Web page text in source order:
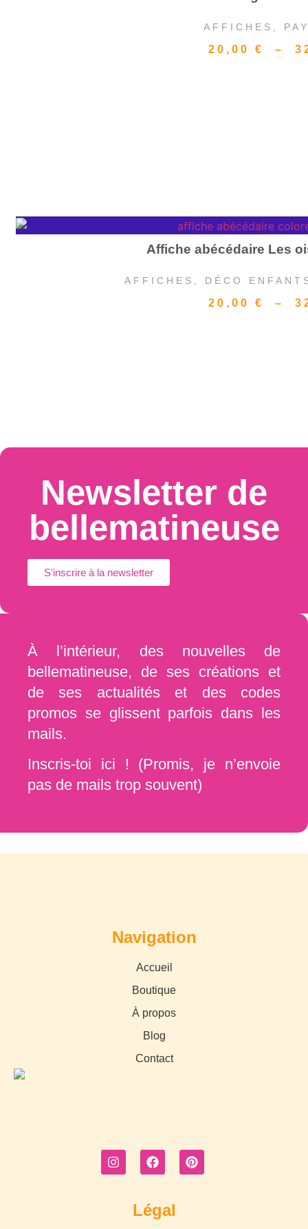
AFFICHES
20,00€ –
Affiche abécédaire Les
AFFICHES DÉCO
20,00€ –
Newsletter de
bellematineuse
S'inscrire à la newsletter
À l’intérieur, des nouvelles de
bellematineuse, de ses créations et
de ses actualités et des codes
promos se glissent parfois dans les
mails.
Inscris-toi ici ! (Promis, je n’envoie
pas de mails trop souvent)
Navigation
Accueil
Boutique
À propos
Blog
Contact
Légal